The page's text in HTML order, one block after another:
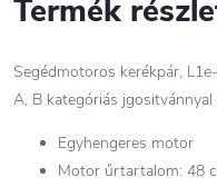
Termék
Segédmotoros kerékpár,
A, B kategóriás jgositvánnyal
Egyhengeres motor
Motor űrtartalom: 48